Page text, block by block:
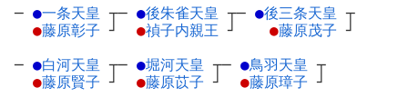
─ ●一条天皇 ┬
●藤原彰子 ┘
─ ●後朱雀天皇 ┬
●禎子内親王 ┘
─ ●後三条天皇 ┬
●藤原茂子 ┘
─ ●白河天皇 ┬
●藤原賢子 ┘
─ ●堀河天皇 ┬
●藤原苡子 ┘
─ ●鳥羽天皇 ┬
●藤原璋子 ┘